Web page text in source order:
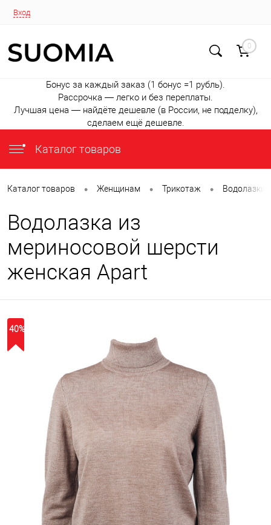
Вход
0
Бонус за каждый заказ (1 бонус =1 рубль).
Рассрочка — легко и без переплаты.
Лучшая цена — найдёте дешевле (в России, не подделку),
сделаем ещё дешевле.
Каталог товаров
Каталог товаров • Женщинам • Трикотаж • Водолазки
Водолазка из
мериносовой шерсти
женская Apart
40%